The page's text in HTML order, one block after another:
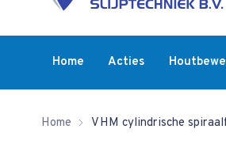
Home Acties
Home VHM cylindrische